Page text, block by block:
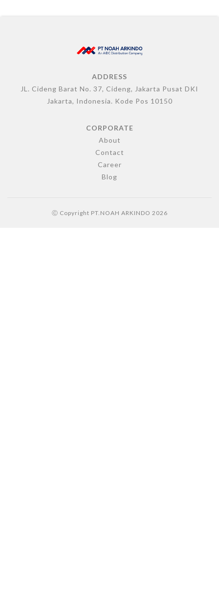
ADDRESS
JL. Cideng Barat No. 37, Cideng, Jakarta Pusat DKI
Jakarta, Indonesia. Kode Pos 10150
CORPORATE
About
Contact
Career
Blog
Ⓒ Copyright PT.NOAH ARKINDO 2026